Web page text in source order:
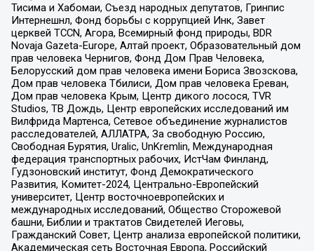
Тисима и Хабомаи, Съезд народных депутатов, Гринпис
Интернешнл, Фонд борьбы с коррупцией Инк, Завет
церквей TCCN, Агора, Всемирный фонд природы, BDR
Novaja Gazeta-Europe, Алтай проект, Образовательный дом
прав человека Чернигов, Фонд Дом Прав Человека,
Белорусский дом прав человека имени Бориса Звозскова,
Дом прав человека Тбилиси, Дом прав человека Ереван,
Дом прав человека Крым, Центр дикого лосося, TVR
Studios, ТВ Дождь, Центр европейских исследований им
Вилфрида Мартенса, Сетевое объединение журналистов
расследователей, АЛЛАТРА, За свободную Россию,
Свободная Бурятия, Uralic, UnKremlin, Международная
федерация транспортных рабочих, ИстЧам Финланд,
Гудзоновский институт, Фонд Демократического
Развития, Комитет-2024, Центрально-Европейский
университет, Центр восточноевропейских и
международных исследований, Общество Сторожевой
башни, Библии и трактатов Свидетелей Иеговы,
Гражданский Совет, Центр анализа европейской политики,
Академическая сеть Восточная Европа, Российский